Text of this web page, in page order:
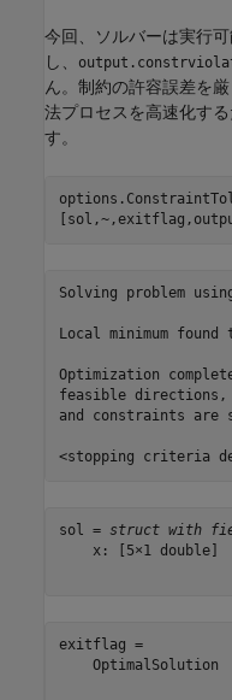
今回、ソルバーは実行
し、
ん。制約の許容誤差を
法プロセスを高速化す
す。
Solving problem
Local minimum
Optimization
feasible
and constraints
sol = struct with
    x: [5×1 double]
exitflag =
    OptimalSolution